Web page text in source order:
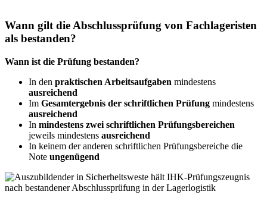
Wann gilt die Abschlussprüfung von Fachlageristen
als bestanden?
Wann ist die Prüfung bestanden?
In den praktischen Arbeitsaufgaben mindestens
ausreichend
Im Gesamtergebnis der schriftlichen Prüfung mindestens
ausreichend
In mindestens zwei schriftlichen Prüfungsbereichen
jeweils mindestens ausreichend
In keinem der anderen schriftlichen Prüfungsbereiche die
Note ungenügend